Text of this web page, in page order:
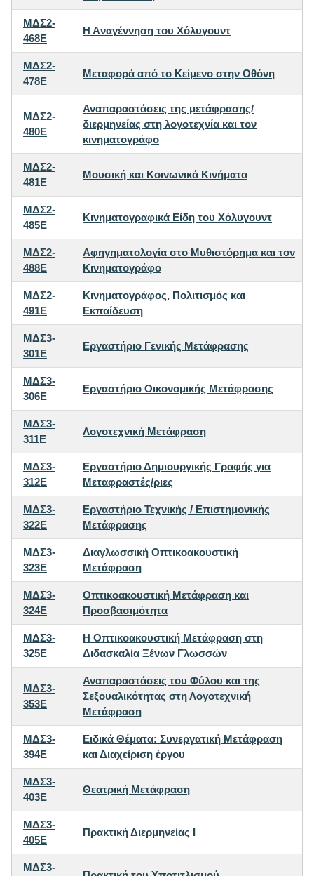
ΜΔΣ2-
468E
H Aναγέννηση του Xόλυγουντ
ΜΔΣ2-
478E
Μεταφορά από το Κείμενο στην Oθόνη
ΜΔΣ2-
480E
Αναπαραστάσεις της μετάφρασης/
διερμηνείας στη λογοτεχνία και τον
κινηματογράφο
ΜΔΣ2-
481E
Μουσική και Κοινωνικά Κινήματα
ΜΔΣ2-
485E
Κινηματογραφικά Είδη του Χόλυγουντ
ΜΔΣ2-
488E
Αφηγηματολογία στο Μυθιστόρημα και τον
Κινηματογράφο
ΜΔΣ2-
491E
Κινηματογράφος, Πολιτισμός και
Εκπαίδευση
ΜΔΣ3-
301E
Εργαστήριο Γενικής Μετάφρασης
ΜΔΣ3-
306E
Εργαστήριο Οικονομικής Μετάφρασης
ΜΔΣ3-
311E
Λογοτεχνική Μετάφραση
ΜΔΣ3-
312E
Εργαστήριο Δημιουργικής Γραφής για
Μεταφραστές/ριες
ΜΔΣ3-
322E
Εργαστήριο Τεχνικής / Επιστημονικής
Μετάφρασης
ΜΔΣ3-
323E
Διαγλωσσική Οπτικοακουστική
Μετάφραση
ΜΔΣ3-
324E
Οπτικοακουστική Μετάφραση και
Προσβασιμότητα
ΜΔΣ3-
325E
Η Οπτικοακουστική Μετάφραση στη
Διδασκαλία Ξένων Γλωσσών
ΜΔΣ3-
353E
Αναπαραστάσεις του Φύλου και της
Σεξουαλικότητας στη Λογοτεχνική
Μετάφραση
ΜΔΣ3-
394E
Ειδικά Θέματα: Συνεργατική Μετάφραση
και Διαχείριση έργου
ΜΔΣ3-
403E
Θεατρική Μετάφραση
ΜΔΣ3-
405E
Πρακτική Διερμηνείας I
ΜΔΣ3-